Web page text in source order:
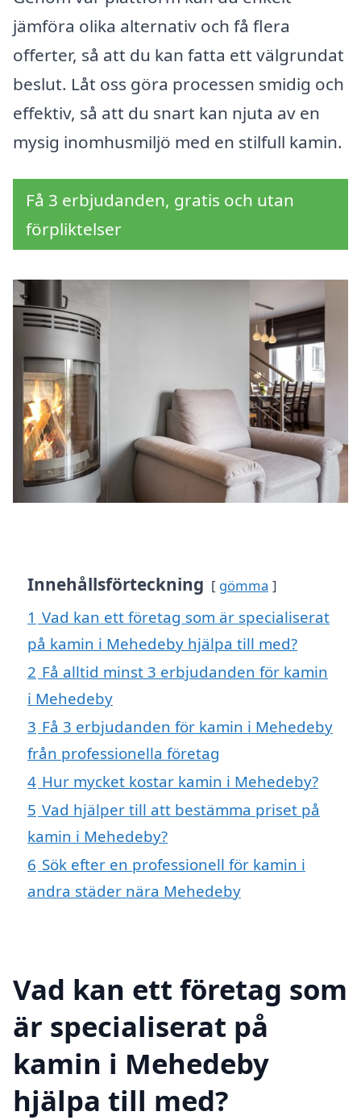
jämföra olika alternativ och få flera
offerter, så att du kan fatta ett välgrundat
beslut. Låt oss göra processen smidig och
effektiv, så att du snart kan njuta av en
mysig inomhusmiljö med en stilfull kamin.
Få 3 erbjudanden, gratis och utan
förpliktelser
Innehållsförteckning gömma
1 Vad kan ett företag som är specialiserat
på kamin i Mehedeby hjälpa till med?
2 Få alltid minst 3 erbjudanden för kamin
i Mehedeby
3 Få 3 erbjudanden för kamin i Mehedeby
från professionella företag
4 Hur mycket kostar kamin i Mehedeby?
5 Vad hjälper till att bestämma priset på
kamin i Mehedeby?
6 Sök efter en professionell för kamin i
andra städer nära Mehedeby
Vad kan ett företag som
är specialiserat på
kamin i Mehedeby
hjälpa till med?